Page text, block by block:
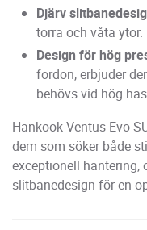
Djärv
torra och våta ytor.
Design för hög
fordon, erbjuder
behövs vid hög
Hankook Ventus Evo
dem som söker både
exceptionell
slitbanedesign för en